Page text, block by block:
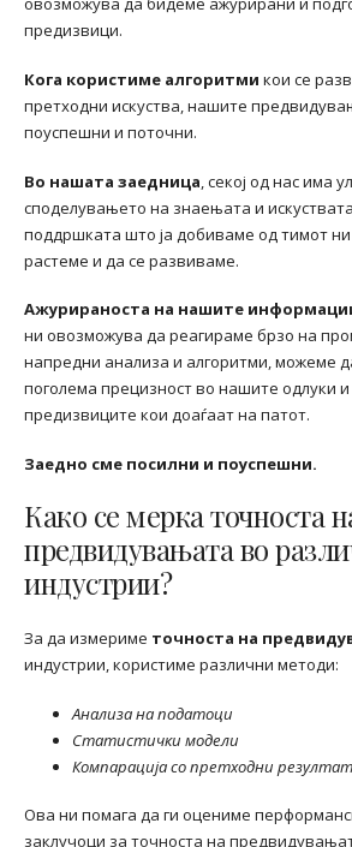
предизвици.
Кога користиме алгоритми кои се
претходни искуства, нашите
поуспешни и поточни.
Во нашата заедница, секој од нас има
споделувањето на знаењата и
поддршката што ја добиваме од тимот
растеме и да се развиваме.
Ажурираноста на нашите
ни овозможува да реагираме брзо на
напредни анализа и алгоритми, можеме
поголема прецизност во нашите одлуки
предизвиците кои доаѓаат на патот.
Заедно сме посилни и поуспешни.
Како се мерка точноста
предвидувањата во
индустрии?
За да измериме точноста на
индустрии, користиме различни методи:
Анализа на податоци
Статистички модели
Компарација со претходни
Ова ни помага да ги оцениме
заклучоци за точноста на